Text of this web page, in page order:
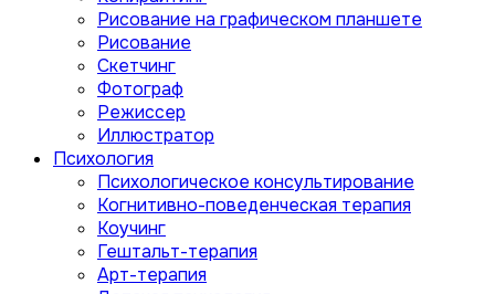
Рисование на графическом планшете
Рисование
Скетчинг
Фотограф
Режиссер
Иллюстратор
Психология
Психологическое консультирование
Когнитивно-поведенческая терапия
Коучинг
Гештальт-терапия
Арт-терапия